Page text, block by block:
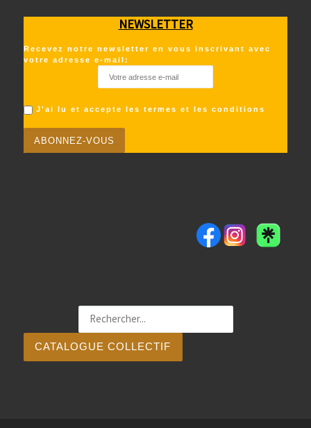
NEWSLETTER
Recevez notre newsletter en vous inscrivant avec
votre adresse e-mail:
J'ai lu et accepte les termes et les conditions
CATALOGUE COLLECTIF